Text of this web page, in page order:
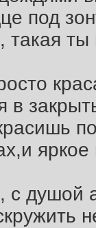
под
ты
в
яркое
душой